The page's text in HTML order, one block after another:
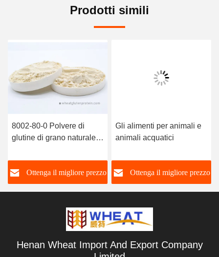
Prodotti simili
8002-80-0 Polvere di
glutine di grano naturale
animali domestici e degli
animali acquatici
Ottenga il migliore prezzo
Gli alimenti per animali e
animali acquatici
Ottenga il migliore prezzo
Henan Wheat Import And Export Company